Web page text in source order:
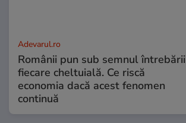
Adevarul.ro
Românii pun sub semnul întrebării
fiecare cheltuială. Ce riscă
economia dacă acest fenomen
continuă